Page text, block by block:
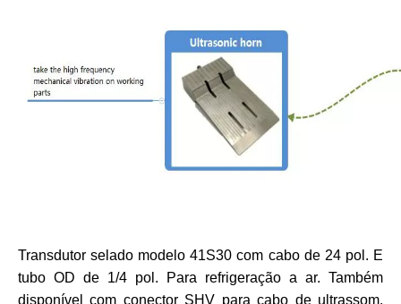
Tecnologia de corte ultrassônico de chocolate
A aplicação de ultrassônica na indústria de costura reflete
Transdutor selado modelo 41S30 com cabo de 24 pol. E
tubo OD de 1/4 pol. Para refrigeração a ar. Também
disponível com conector SHV para cabo de ultrassom.